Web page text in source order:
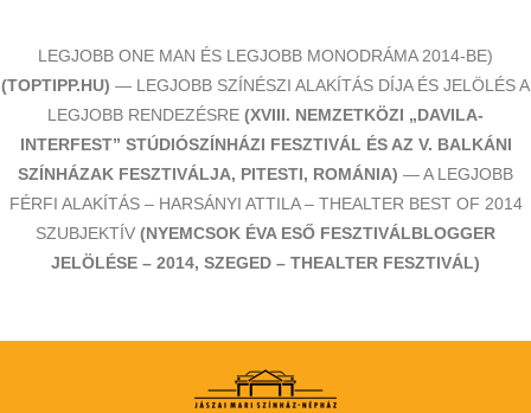
LEGJOBB ONE MAN ÉS LEGJOBB MONODRÁMA 2014-BE)
(TOPTIPP.HU) — LEGJOBB SZÍNÉSZI ALAKÍTÁS DÍJA ÉS JELÖLÉS A
LEGJOBB RENDEZÉSRE (XVIII. NEMZETKÖZI „DAVILA-
INTERFEST” STÚDIÓSZÍNHÁZI FESZTIVÁL ÉS AZ V. BALKÁNI
SZÍNHÁZAK FESZTIVÁLJA, PITESTI, ROMÁNIA) — A LEGJOBB
FÉRFI ALAKÍTÁS – HARSÁNYI ATTILA – THEALTER BEST OF 2014
SZUBJEKTÍV (NYEMCSOK ÉVA ESŐ FESZTIVÁLBLOGGER
JELÖLÉSE – 2014, SZEGED – THEALTER FESZTIVÁL)